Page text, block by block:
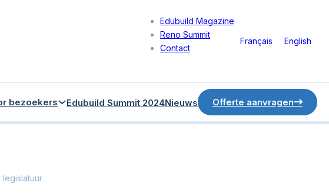
Edubuild Magazine
Reno Summit
Contact
Français English
bezoekers Edubuild Summit 2024Nieuws Offerte aanvragen
legislatuur